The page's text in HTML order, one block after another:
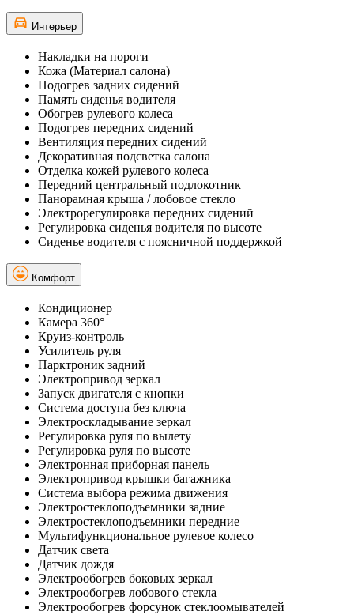
Интерьер
Накладки на пороги
Кожа (Материал салона)
Подогрев задних сидений
Память сиденья водителя
Обогрев рулевого колеса
Подогрев передних сидений
Вентиляция передних сидений
Декоративная подсветка салона
Отделка кожей рулевого колеса
Передний центральный подлокотник
Панорамная крыша / лобовое стекло
Электрорегулировка передних сидений
Регулировка сиденья водителя по высоте
Сиденье водителя с поясничной поддержкой
Комфорт
Кондиционер
Камера 360°
Круиз-контроль
Усилитель руля
Парктроник задний
Электропривод зеркал
Запуск двигателя с кнопки
Система доступа без ключа
Электроскладывание зеркал
Регулировка руля по вылету
Регулировка руля по высоте
Электронная приборная панель
Электропривод крышки багажника
Система выбора режима движения
Электростеклоподъемники задние
Электростеклоподъемники передние
Мультифункциональное рулевое колесо
Датчик света
Датчик дождя
Электрообогрев боковых зеркал
Электрообогрев лобового стекла
Электрообогрев форсунок стеклоомывателей